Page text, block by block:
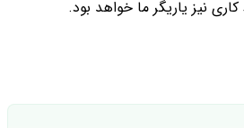
نیز یاریگر ما خواهد بود.